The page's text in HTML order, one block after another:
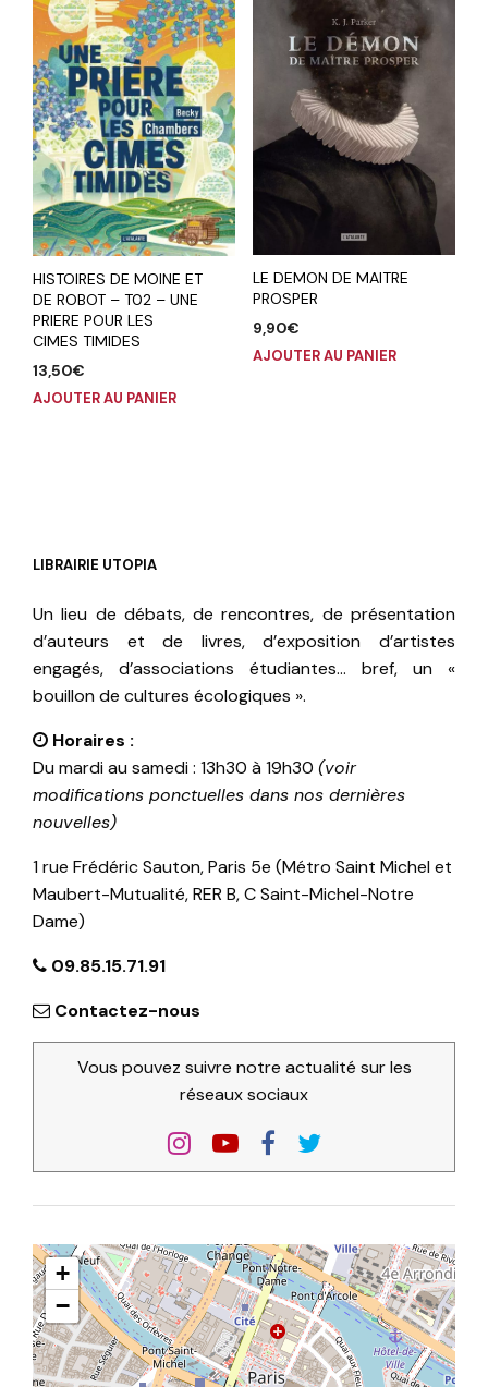
HISTOIRES DE MOINE ET
DE ROBOT – T02 – UNE
PRIERE POUR LES
CIMES TIMIDES
13,50€
AJOUTER AU PANIER
LE DEMON DE MAITRE
PROSPER
9,90€
AJOUTER AU PANIER
LIBRAIRIE UTOPIA
Un lieu de débats, de rencontres, de présentation
d’auteurs et de livres, d’exposition d’artistes
engagés, d’associations étudiantes… bref, un «
bouillon de cultures écologiques ».
Horaires :
Du mardi au samedi : 13h30 à 19h30 (voir
modifications ponctuelles dans nos dernières
nouvelles)
1 rue Frédéric Sauton, Paris 5e (Métro Saint Michel et
Maubert-Mutualité, RER B, C Saint-Michel-Notre
Dame)
09.85.15.71.91
Contactez-nous
Vous pouvez suivre notre actualité sur les
réseaux sociaux
+
−